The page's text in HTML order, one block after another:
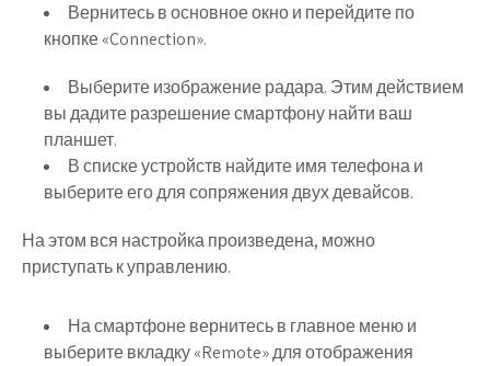
Вернитесь в основное окно и перейдите по
кнопке «Connection».
Выберите изображение радара. Этим действием
вы дадите разрешение смартфону найти ваш
планшет.
В списке устройств найдите имя телефона и
выберите его для сопряжения двух девайсов.
На этом вся настройка произведена, можно
приступать к управлению.
На смартфоне вернитесь в главное меню и
выберите вкладку «Remote» для отображения